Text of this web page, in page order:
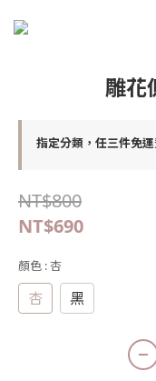
雕花
指定分類，任三件免
NT$800
NT$690
顏色 : 杏
杏 黑